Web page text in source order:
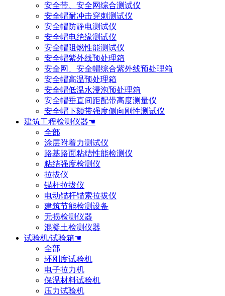
安全带、安全网综合测试仪
安全帽耐冲击穿刺测试仪
安全帽防静电测试仪
安全帽电绝缘测试仪
安全帽阻燃性能测试仪
安全帽紫外线预处理箱
安全网、安全帽综合紫外线预处理箱
安全帽高温预处理箱
安全帽低温水浸泡预处理箱
安全帽垂直间距配带高度测量仪
安全帽下颏带强度侧向刚性测试仪
建筑工程检测仪器☚
全部
涂层附着力测试仪
路基路面粘结性能检测仪
粘结强度检测仪
拉拔仪
锚杆拉拔仪
电动锚杆锚索拉拔仪
建筑节能检测设备
无损检测仪器
混凝土检测仪器
试验机/试验箱☚
全部
环刚度试验机
电子拉力机
保温材料试验机
压力试验机